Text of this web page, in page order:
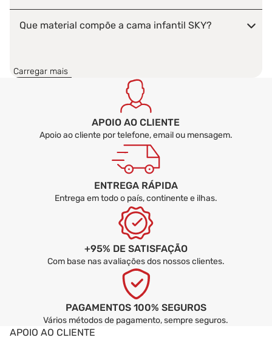
Que material compõe a cama infantil SKY?
A cama infantil SKY é entregue montada ou
Carregar mais
APOIO AO CLIENTE
Apoio ao cliente por telefone, email ou mensagem.
ENTREGA RÁPIDA
Entrega em todo o país, continente e ilhas.
+95% DE SATISFAÇÃO
Com base nas avaliações dos nossos clientes.
PAGAMENTOS 100% SEGUROS
Vários métodos de pagamento, sempre seguros.
APOIO AO CLIENTE